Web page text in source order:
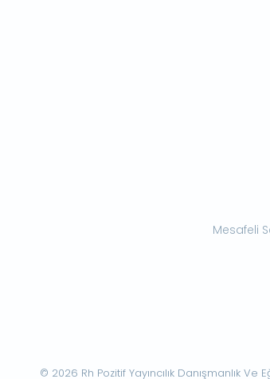
Mesafeli
© 2026 Rh Pozitif Yayıncılık Danışmanlık